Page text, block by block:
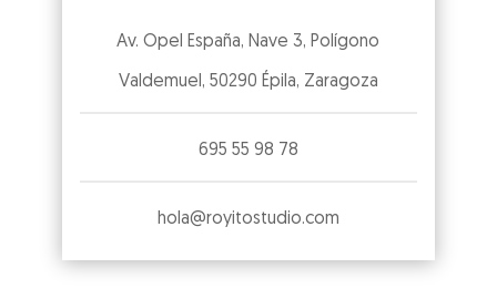
Av. Opel España, Nave 3, Polígono
Valdemuel, 50290 Épila, Zaragoza
695 55 98 78
hola@royitostudio.com